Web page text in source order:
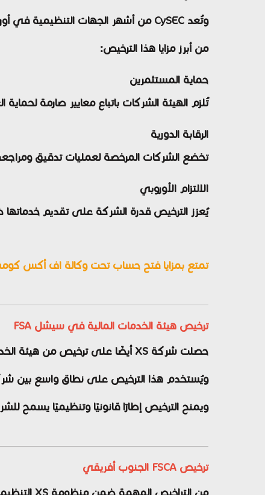
وتُعد CySEC من أشهر الجهات التنظيمية في أوروبا، حيث تعمل وفق الأطر القانونية المعمول بها داخل الاتحاد الأوروبي.
من أبرز مزايا هذا الترخيص:
حماية المستثمرين
تُلزم الهيئة الشركات باتباع معايير صارمة لحماية
الرقابة الدورية
تخضع الشركات المرخصة لعمليات تدقيق
الالتزام الأوروبي
يُعزز الترخيص قدرة الشركة على تقديم
تمتع بمزايا فتح حساب تحت وكالة اف أكس
ترخيص هيئة الخدمات المالية في سيشل FSA
حصلت شركة XS أيضًا على ترخيص من هيئة الخدمات المالية في سيشل (FSA).
ويُستخدم هذا الترخيص على نطاق واسع بين
ويمنح الترخيص إطارًا قانونيًا وتنظيميًا يسمح
ترخيص FSCA الجنوب أفريقي